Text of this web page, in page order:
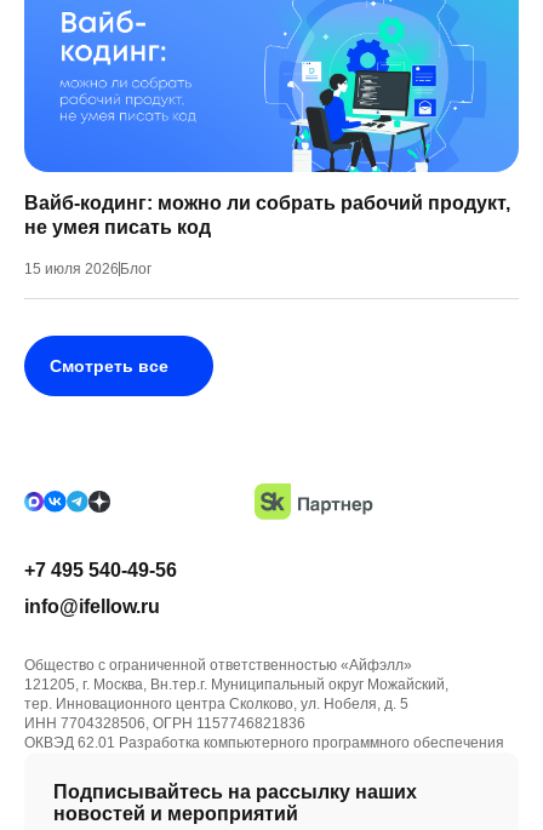
Вайб-кодинг: можно ли собрать рабочий продукт,
не умея писать код
15 июля 2026 Блог
Смотреть все
Подписывайтесь на рассылку наших
новостей и мероприятий
+7 495 540-49-56
info@ifellow.ru
Общество с ограниченной ответственностью «Айфэлл»
121205, г. Москва, Вн.тер.г. Муниципальный округ Можайский,
тер. Инновационного центра Сколково, ул. Нобеля, д. 5
ИНН 7704328506, ОГРН 1157746821836
ОКВЭД 62.01 Разработка компьютерного программного обеспечения